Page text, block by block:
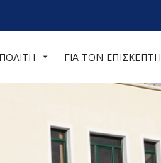
ΓΙΑ ΤΟΝ ΕΠΙΣΚΕΠΤΗ